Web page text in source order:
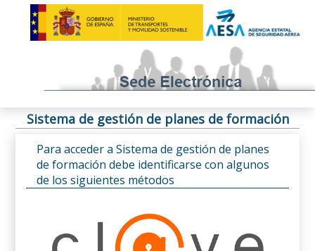
Sistema de gestión de planes de formación
Para acceder a Sistema de gestión de planes
de formación debe identificarse con algunos
de los siguientes métodos